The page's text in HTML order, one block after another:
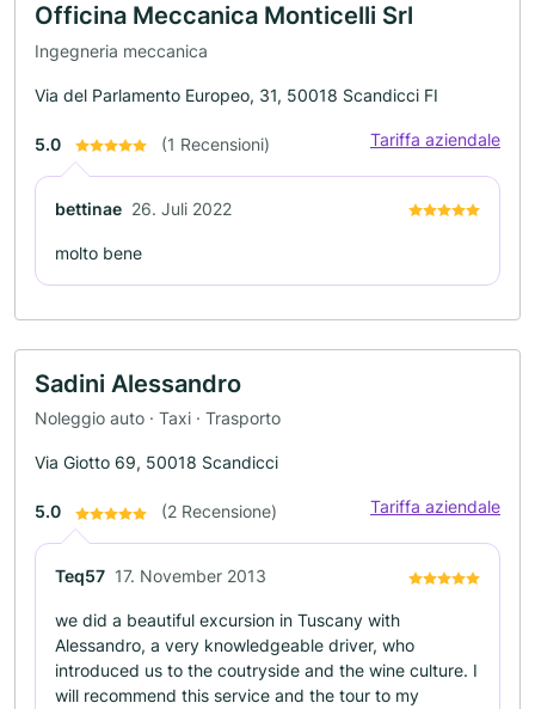
Officina Meccanica Monticelli Srl
Ingegneria meccanica
Via del Parlamento Europeo, 31, 50018 Scandicci FI
5.0 (1 Recensioni) Tariffa aziendale
bettinae 26. Juli 2022
molto bene
Sadini Alessandro
Noleggio auto · Taxi · Trasporto
Via Giotto 69, 50018 Scandicci
5.0 (2 Recensione) Tariffa aziendale
Teq57 17. November 2013
we did a beautiful excursion in Tuscany with
Alessandro, a very knowledgeable driver, who
introduced us to the coutryside and the wine culture. I
will recommend this service and the tour to my